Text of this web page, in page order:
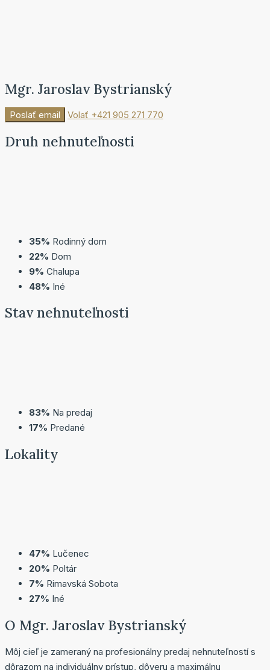
Mgr. Jaroslav Bystrianský
Poslať email Volať +421 905 271 770
Druh nehnuteľnosti
35% Rodinný dom
22% Dom
9% Chalupa
48% Iné
Stavnehnuteľnosti
83% Na predaj
17% Predané
Lokality
47% Lučenec
20% Poltár
7% Rimavská Sobota
27% Iné
O Mgr. Jaroslav Bystrianský
Môj cieľ je zameraný na profesionálny predaj nehnuteľností s
dôrazom na individuálny prístup, dôveru a maximálnu